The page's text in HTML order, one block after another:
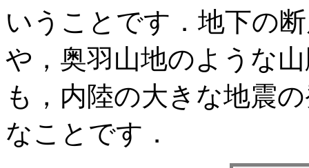
いうことです．地下の
や，奥羽山地のような
も，内陸の大きな地震
なことです．